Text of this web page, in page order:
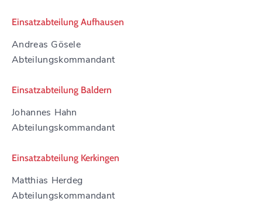
Einsatzabteilung Aufhausen
Andreas Gösele
Abteilungskommandant
Einsatzabteilung Baldern
Johannes Hahn
Abteilungskommandant
Einsatzabteilung Kerkingen
Matthias Herdeg
Abteilungskommandant